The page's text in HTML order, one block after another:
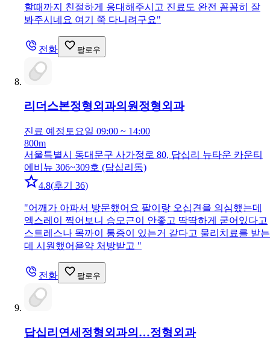
할때까지 친절하게 응대해주시고 진료도 완전 꼼꼼히 잘
봐주시네요 여기 쭉 다니려구요"
전화 팔로우
리더스본정형외과의원정형외과
진료 예정 토요일 09:00 ~ 14:00
800m
서울특별시 동대문구 사가정로 80, 답십리 뉴타운 카운티
에비뉴 306~309호 (답십리동)
4.8(후기 36)
"어깨가 아파서 방문했어요 팔이랑 오십견을 의심했는데
엑스레이 찍어보니 승모근이 안좋고 딱딱하게 굳어있다고
스트레스나 목까이 통증이 있는거 같다고 물리치료를 받는
데 시원했어욛약 처방받고 "
전화 팔로우
답십리연세정형외과의…정형외과